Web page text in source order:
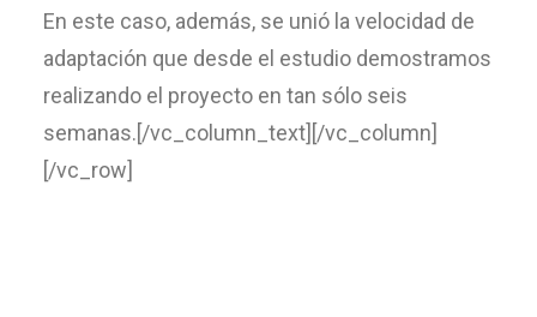
En este caso, además, se unió la velocidad de
adaptación que desde el estudio demostramos
realizando el proyecto en tan sólo seis
semanas.[/vc_column_text][/vc_column]
[/vc_row]